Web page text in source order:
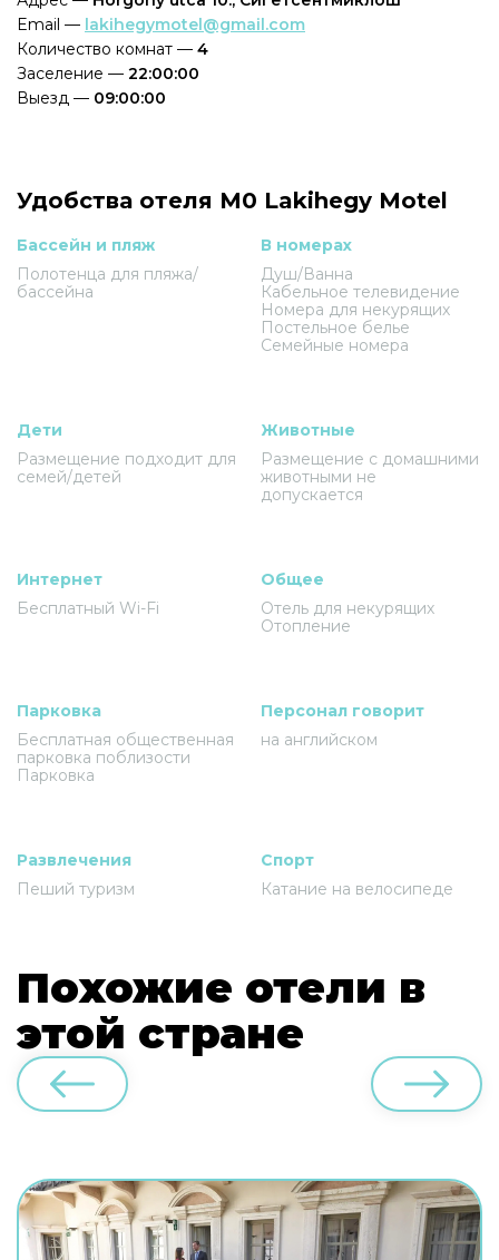
Email — lakihegymotel@gmail.com
Количество комнат — 4
Заселение — 22:00:00
Выезд — 09:00:00
Удобства отеля M0 Lakihegy Motel
Бассейн и пляж
Полотенца для пляжа/
бассейна
В номерах
Душ/Ванна
Кабельное телевидение
Номера для некурящих
Постельное белье
Семейные номера
Дети
Размещение подходит для
семей/детей
Животные
Размещение с домашними
животными не
допускается
Интернет
Бесплатный Wi-Fi
Общее
Отель для некурящих
Отопление
Парковка
Бесплатная общественная
парковка поблизости
Парковка
Персонал говорит
на английском
Развлечения
Пеший туризм
Спорт
Катание на велосипеде
Похожие отели в
этой стране